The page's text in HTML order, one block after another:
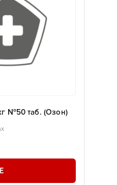
№50 таб. (Озон)